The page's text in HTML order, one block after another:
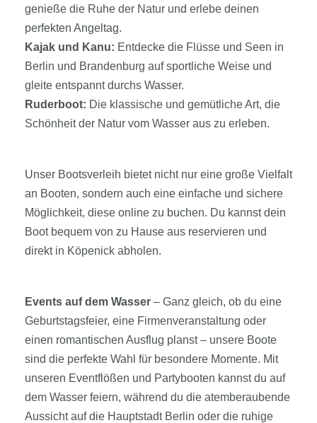
genieße die Ruhe der Natur und erlebe deinen
perfekten Angeltag.
Kajak und Kanu: Entdecke die Flüsse und Seen in
Berlin und Brandenburg auf sportliche Weise und
gleite entspannt durchs Wasser.
Ruderboot: Die klassische und gemütliche Art, die
Schönheit der Natur vom Wasser aus zu erleben.
Unser Bootsverleih bietet nicht nur eine große Vielfalt
an Booten, sondern auch eine einfache und sichere
Möglichkeit, diese online zu buchen. Du kannst dein
Boot bequem von zu Hause aus reservieren und
direkt in Köpenick abholen.
Events auf dem Wasser – Ganz gleich, ob du eine
Geburtstagsfeier, eine Firmenveranstaltung oder
einen romantischen Ausflug planst – unsere Boote
sind die perfekte Wahl für besondere Momente. Mit
unseren Eventflößen und Partybooten kannst du auf
dem Wasser feiern, während du die atemberaubende
Aussicht auf die Hauptstadt Berlin oder die ruhige